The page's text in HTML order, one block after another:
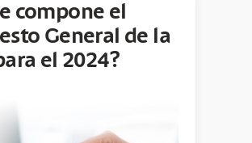
compone el
General de la
el 2024?